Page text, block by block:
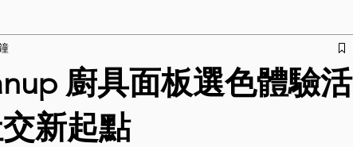
廚具面板選色體驗活
新起點